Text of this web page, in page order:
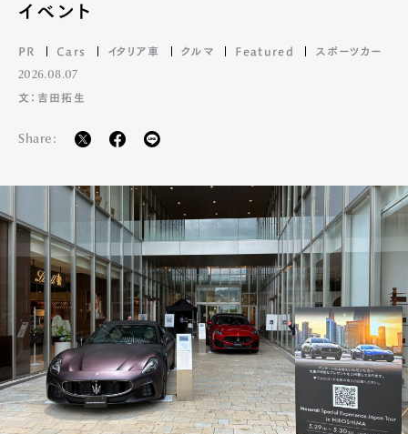
イベント
PR Cars イタリア車 クルマ Featured スポーツカー
2026.08.07
文：吉田拓生
Share: